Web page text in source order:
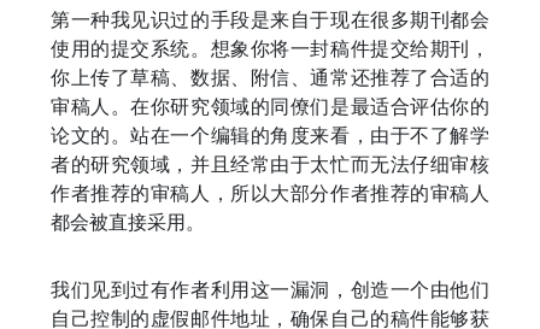
第一种我见识过的手段是来自于现在很多期刊都会
使用的提交系统。想象你将一封稿件提交给期刊，
你上传了草稿、数据、附信、通常还推荐了合适的
审稿人。在你研究领域的同僚们是最适合评估你的
论文的。站在一个编辑的角度来看，由于不了解学
者的研究领域，并且经常由于太忙而无法仔细审核
作者推荐的审稿人，所以大部分作者推荐的审稿人
都会被直接采用。
我们见到过有作者利用这一漏洞，创造一个由他们
自己控制的虚假邮件地址，确保自己的稿件能够获